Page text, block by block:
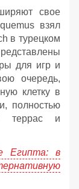
свое
взял
в турецком
для игр и
очередь,
клетку в
полностью
террас и
Египта: в